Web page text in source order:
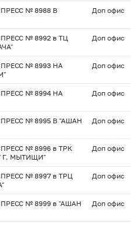
№ 8988 В
Доп офис
№ 8992 в ТЦ
Доп офис
№ 8993 НА
Доп офис
№ 8994 НА
Доп офис
№ 8995 В "АШАН
Доп офис
№ 8996 в ТРК
Г. МЫТИЩИ"
Доп офис
№ 8997 в ТРЦ
Доп офис
№ 8999 в "АШАН
Доп офис